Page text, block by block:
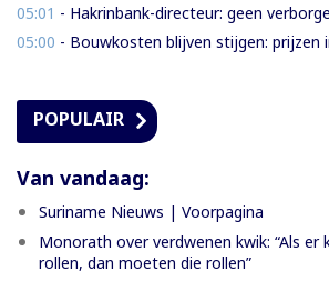
05:01 - Hakrinbank-directeur: geen verborgen motieven bij
05:00 - Bouwkosten blijven stijgen: prijzen in een jaar tijd
POPULAIR
Van vandaag:
Suriname Nieuws | Voorpagina
Monorath over verdwenen kwik: “Als er
rollen, dan moeten die rollen”